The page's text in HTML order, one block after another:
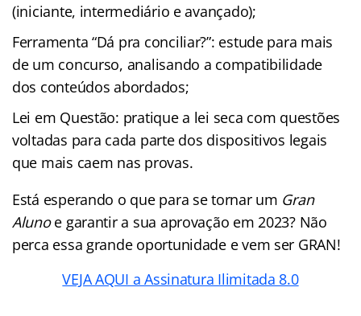
(iniciante, intermediário e avançado);
Ferramenta “Dá pra conciliar?”: estude para mais
de um concurso, analisando a compatibilidade
dos conteúdos abordados;
Lei em Questão: pratique a lei seca com questões
voltadas para cada parte dos dispositivos legais
que mais caem nas provas.
Está esperando o que para se tornar um Gran
Alunoe garantir a sua aprovação em 2023? Não
perca essa grande oportunidade e vem ser GRAN!
VEJA AQUI a Assinatura Ilimitada 8.0